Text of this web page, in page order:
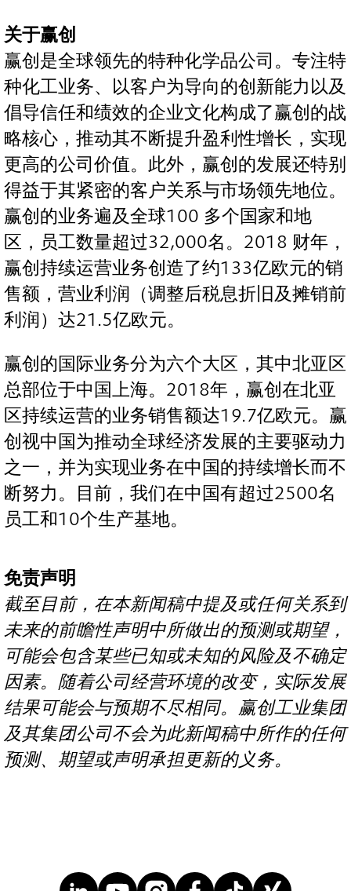
关于赢创
赢创是全球领先的特种化学品公司。专注特
种化工业务、以客户为导向的创新能力以及
倡导信任和绩效的企业文化构成了赢创的战
略核心，推动其不断提升盈利性增长，实现
更高的公司价值。此外，赢创的发展还特别
得益于其紧密的客户关系与市场领先地位。
赢创的业务遍及全球100 多个国家和地
区，员工数量超过32,000名。2018 财年，
赢创持续运营业务创造了约133亿欧元的销
售额，营业利润（调整后税息折旧及摊销前
利润）达21.5亿欧元。
赢创的国际业务分为六个大区，其中北亚区
总部位于中国上海。2018年，赢创在北亚
区持续运营的业务销售额达19.7亿欧元。赢
创视中国为推动全球经济发展的主要驱动力
之一，并为实现业务在中国的持续增长而不
断努力。目前，我们在中国有超过2500名
员工和10个生产基地。
免责声明
截至目前，在本新闻稿中提及或任何关系到
未来的前瞻性声明中所做出的预测或期望，
可能会包含某些已知或未知的风险及不确定
因素。随着公司经营环境的改变，实际发展
结果可能会与预期不尽相同。赢创工业集团
及其集团公司不会为此新闻稿中所作的任何
预测、期望或声明承担更新的义务。